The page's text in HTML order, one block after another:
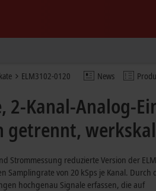
News
ELM3102-0120
2-Kanal-Analog-
getrennt,
Strommessung reduzierte Version der
Samplingrate von 20 kSps je Kanal. Durch
hochgenau Signale erfassen, die auf